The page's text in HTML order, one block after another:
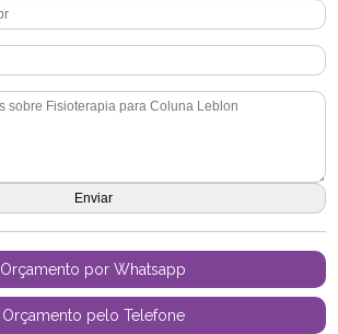
Orçamento por Whatsapp
Orçamento pelo Telefone